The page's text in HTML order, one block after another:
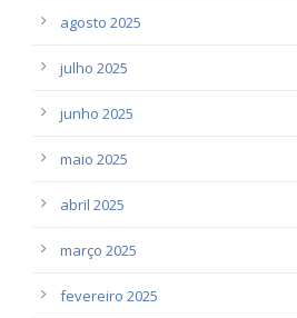
agosto 2025
julho 2025
junho 2025
maio 2025
abril 2025
março 2025
fevereiro 2025